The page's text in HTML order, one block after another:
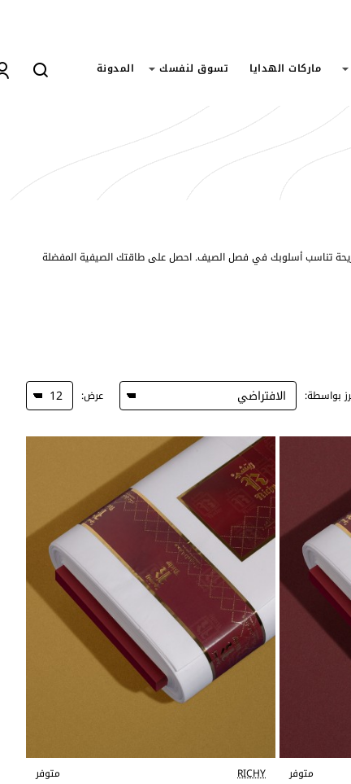
ماركات الهدايا تسوق لنفسك المدونة
تناسب أسلوبك في فصل الصيف. احصل على طاقتك الصيفية المفضلة
بواسطة: عرض:
متوفر
RICHY
متوفر